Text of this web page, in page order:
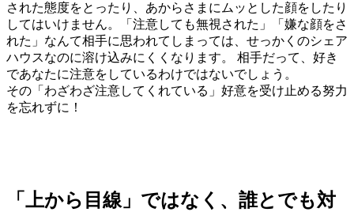
された態度をとったり、あからさまにムッとした顔をしたり
してはいけません。「注意しても無視された」「嫌な顔をさ
れた」なんて相手に思われてしまっては、せっかくのシェア
ハウスなのに溶け込みにくくなります。 相手だって、好き
であなたに注意をしているわけではないでしょう。
その「わざわざ注意してくれている」好意を受け止める努力
を忘れずに！
「上から目線」ではなく、誰とでも対